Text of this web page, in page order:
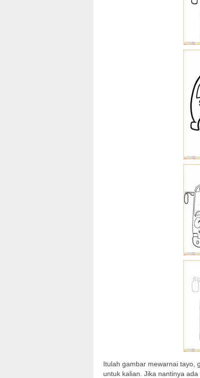
Itulah gambar mewarnai tayo,
untuk kalian. Jika nantinya